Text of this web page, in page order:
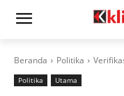
Beranda Politika
Politika Utama